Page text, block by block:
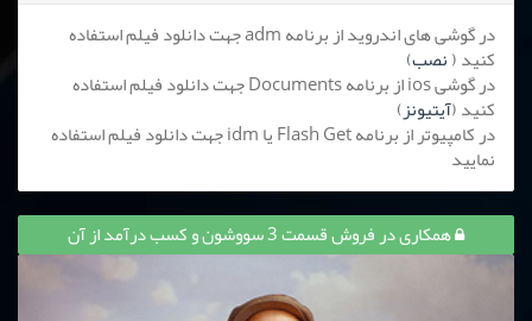
در گوشی های اندروید از برنامه adm جهت دانلود فیلم استفاده
کنید (نصب)
در گوشی ios از برنامه Documents جهت دانلود فیلم استفاده
کنید (آیتیونز)
در کامپیوتر از برنامه Flash Get یا idm جهت دانلود فیلم استفاده
نمایید
همکاری در فروش قسمت 3 سووشون و کسب درآمد از آن